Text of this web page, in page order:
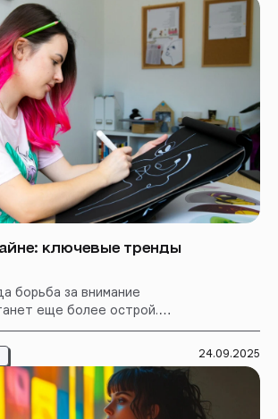
ключевые тренды
борьба за внимание
еще более острой.
тренды и принципы,
работу с цветом в
24.09.2025